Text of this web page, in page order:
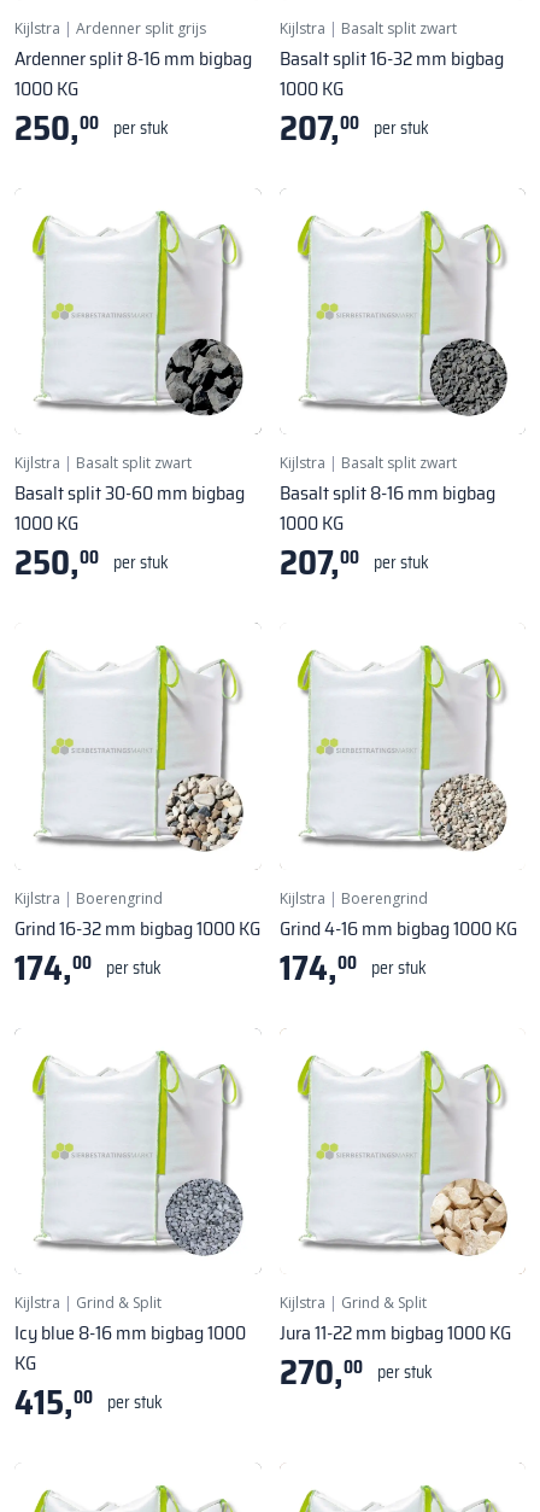
Kijlstra | Ardenner split grijs
Ardenner split 8-16 mm bigbag
1000 KG
250,00 per stuk
Kijlstra | Basalt split zwart
Basalt split 16-32 mm bigbag
1000 KG
207,00 per stuk
Kijlstra | Basalt split zwart
Basalt split 30-60 mm bigbag
1000 KG
250,00 per stuk
Kijlstra | Basalt split zwart
Basalt split 8-16 mm bigbag
1000 KG
207,00 per stuk
Kijlstra | Boerengrind
Grind 16-32 mm bigbag 1000 KG
174,00 per stuk
Kijlstra | Boerengrind
Grind 4-16 mm bigbag 1000 KG
174,00 per stuk
Kijlstra | Grind & Split
Icy blue 8-16 mm bigbag 1000
KG
415,00 per stuk
Kijlstra | Grind & Split
Jura 11-22 mm bigbag 1000 KG
270,00 per stuk